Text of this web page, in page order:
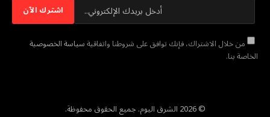
من خلال الاشتراك، فإنك توافق على شروطنا واتفاقيةسياسة الخصوصية
الخاصة بنا.
© 2026 الشرق اليوم. جميع الحقوق محفوظة.